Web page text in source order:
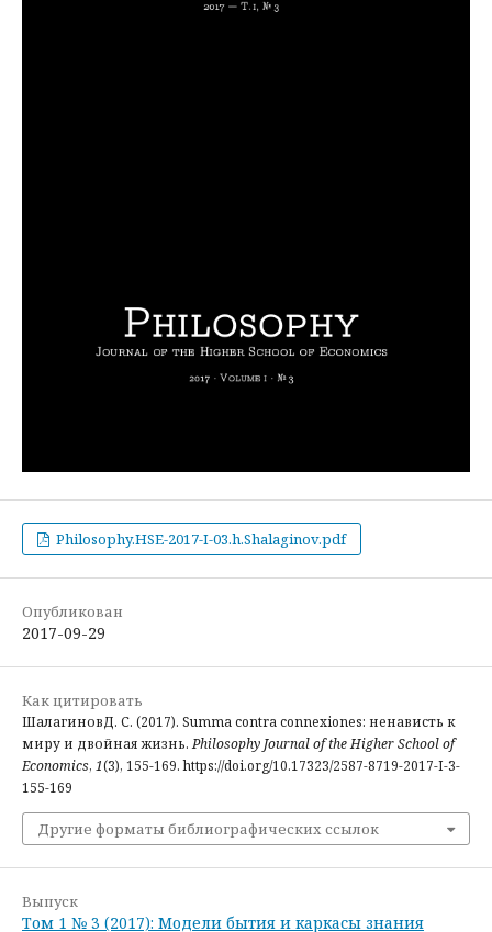
Philosophy.HSE-2017-I-03.h.Shalaginov.pdf
Опубликован
2017-09-29
Как цитировать
ШалагиновД. С. (2017). Summa contra connexiones: ненависть к
миру и двойная жизнь.Philosophy Journal of the Higher School of
Economics, 1(3), 155-169. https://doi.org/10.17323/2587-8719-2017-I-3-
155-169
Другие форматы библиографических ссылок
Выпуск
Том 1 № 3 (2017): Модели бытия и каркасы знания